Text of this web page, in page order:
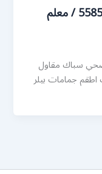
هاتف فني صحي الروضة / 55850065 / معلم
سباك مقاول
جمامات بيلر